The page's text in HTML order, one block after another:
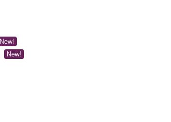
New!
New!